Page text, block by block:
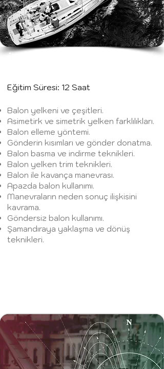
Eğitim Süresi: 12 Saat
Balon yelkeni ve çeşitleri.
Asimetirk ve simetrik yelken farklılıkları.
Balon elleme yöntemi.
Gönderin kısımları ve gönder donatma.
Balon basma ve indirme teknikleri.
Balon yelken trim teknikleri.
Balon ile kavança manevrası.
Apazda balon kullanımı.
Manevraların neden sonuç ilişkisini
kavrama.
Göndersiz balon kullanımı.
Şamandıraya yaklaşma ve dönüş
teknikleri.